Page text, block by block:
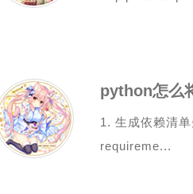
python怎么
1. 生成依赖清
requireme...